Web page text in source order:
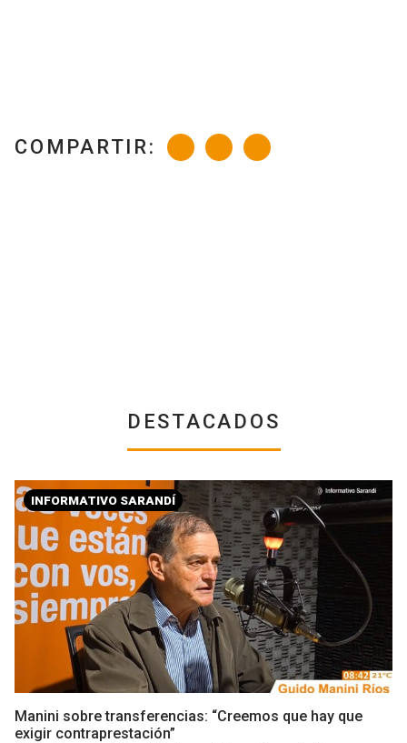
COMPARTIR:
DESTACADOS
INFORMATIVO SARANDÍ
Manini sobre transferencias: “Creemos que hay que
exigir contraprestación”